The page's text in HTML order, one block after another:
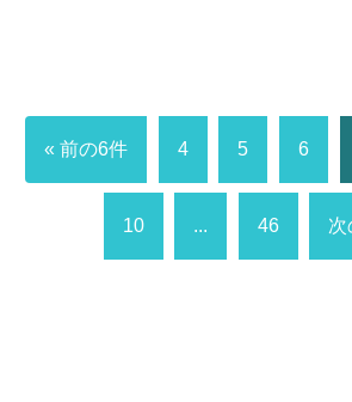
« 前の6件 4 5 6
10 ... 46 次